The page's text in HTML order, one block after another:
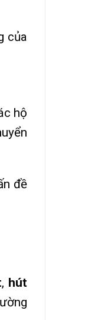
của
hộ
đề
, hút